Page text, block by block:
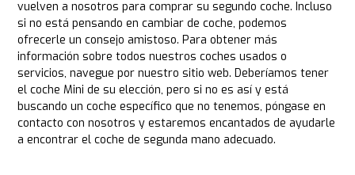
vuelven a nosotros para comprar su segundo coche. Incluso
si no está pensando en cambiar de coche, podemos
ofrecerle un consejo amistoso. Para obtener más
información sobre todos nuestros coches usados o
servicios, navegue por nuestro sitio web. Deberíamos tener
el coche Mini de su elección, pero si no es así y está
buscando un coche específico que no tenemos, póngase en
contacto con nosotros y estaremos encantados de ayudarle
a encontrar el coche de segunda mano adecuado.